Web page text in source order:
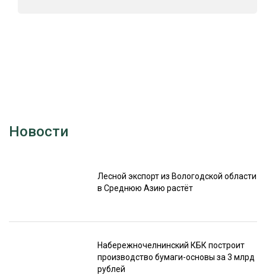
Новости
Лесной экспорт из Вологодской области
в Среднюю Азию растёт
Набережночелнинский КБК построит
производство бумаги-основы за 3 млрд
рублей